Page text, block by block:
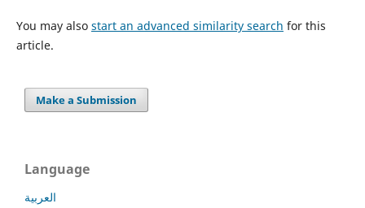
You may also start an advanced similarity search for this
article.
Make a Submission
Language
العربية